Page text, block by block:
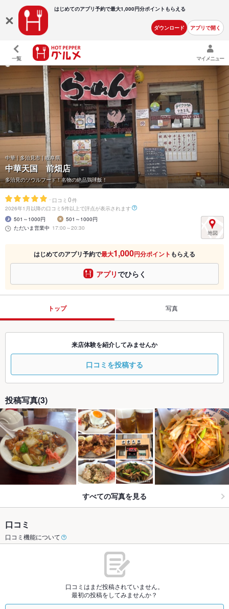
はじめてのアプリ予約で最大1,000円分ポイントもらえる
ダウンロード アプリで開く
一覧 マイメニュー
中華 | 多治見市 | 岐阜県
中華天国 前畑店
多治見のソウルフード！名物の絶品鶏球飯！
- 口コミ 0件
2026年1月以降の口コミ5件以上で評点が表示されます
501～1000円
501～1000円
ただいま営業中 17:00～20:30
はじめてのアプリ予約で最大1,000円分ポイント もらえる
アプリでひらく
トップ 写真
来店体験を紹介してみませんか
口コミを投稿する
投稿写真(3)
すべての写真を見る
口コミ
口コミ機能について
口コミはまだ投稿されていません。
最初の投稿をしてみませんか？